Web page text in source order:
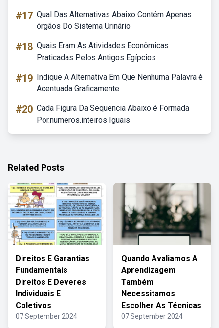
#17 Qual Das Alternativas Abaixo Contém Apenas
órgãos Do Sistema Urinário
#18 Quais Eram As Atividades Econômicas
Praticadas Pelos Antigos Egípcios
#19 Indique A Alternativa Em Que Nenhuma Palavra é
Acentuada Graficamente
#20 Cada Figura Da Sequencia Abaixo é Formada
Por.numeros.inteiros Iguais
Related Posts
Direitos E Garantias
Fundamentais
Direitos E Deveres
Individuais E
Coletivos
07 September 2024
Quando Avaliamos A
Aprendizagem
Também
Necessitamos
Escolher As Técnicas
07 September 2024